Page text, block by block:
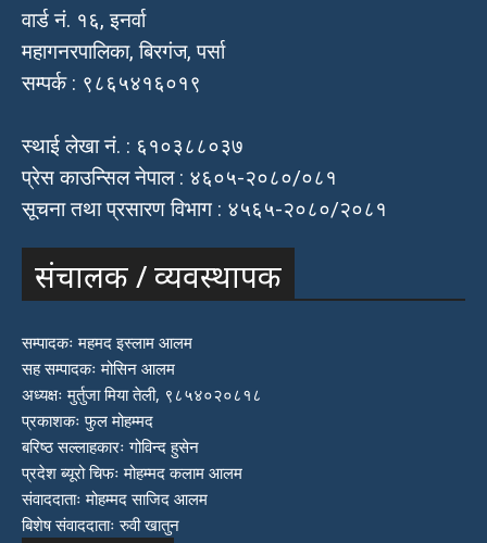
वार्ड नं. १६, इनर्वा
महागनरपालिका, बिरगंज, पर्सा
सम्पर्क : ९८६५४१६०१९
स्थाई लेखा नं. : ६१०३८८०३७
प्रेस काउन्सिल नेपाल : ४६०५-२०८०/०८१
सूचना तथा प्रसारण विभाग : ४५६५-२०८०/२०८१
संचालक / व्यवस्थापक
सम्पादकः महमद इस्लाम आलम
सह सम्पादकः मोसिन आलम
अध्यक्षः मुर्तुजा मिया तेली, ९८५४०२०८१८
प्रकाशकः फुल मोहम्मद
बरिष्ठ सल्लाहकारः गोविन्द हुसेन
प्रदेश ब्यूरो चिफः मोहम्मद कलाम आलम
संवाददाताः मोहम्मद साजिद आलम
बिशेष संवाददाताः रुवी खातुन